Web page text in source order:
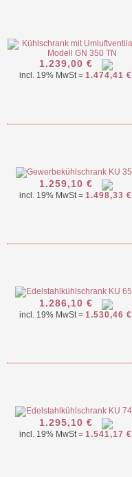
1.239,00 €
incl. 19% MwSt = 1.474,41 €
1.259,10 €
incl. 19% MwSt = 1.498,33 €
1.286,10 €
incl. 19% MwSt = 1.530,46 €
1.295,10 €
incl. 19% MwSt = 1.541,17 €